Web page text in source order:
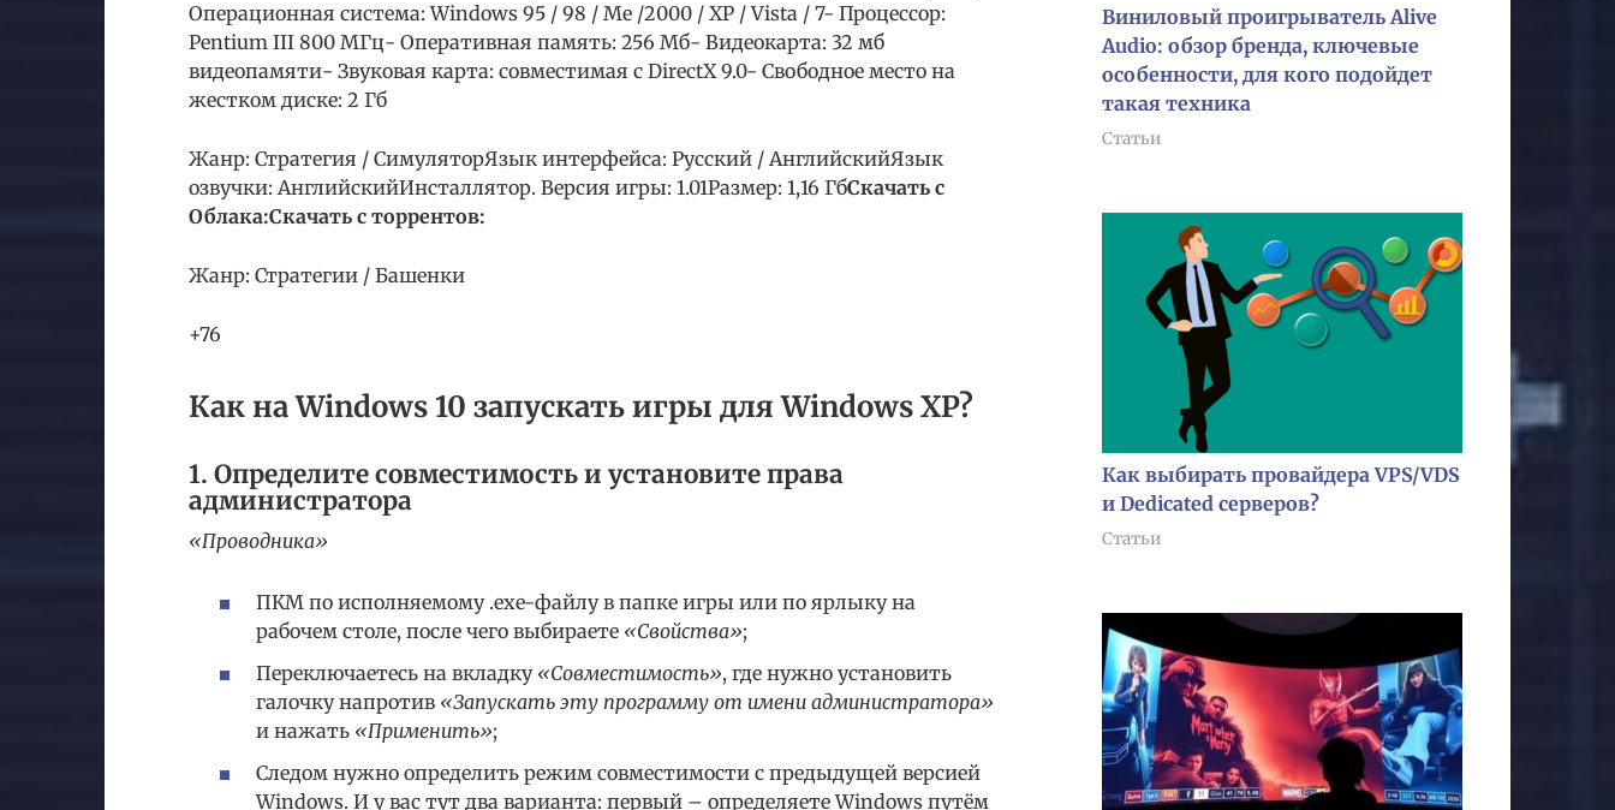
Операционная система: Windows 95 / 98 / Me /2000 / XP / Vista / 7- Процессор:
Pentium III 800 МГц- Оперативная память: 256 Мб- Видеокарта: 32 мб
видеопамяти- Звуковая карта: совместимая с DirectX 9.0- Свободное место на
жестком диске: 2 Гб
Жанр: Стратегия / СимуляторЯзык интерфейса: Русский / АнглийскийЯзык
озвучки: АнглийскийИнсталлятор. Версия игры: 1.01Размер: 1,16 ГбСкачать с
Облака:Скачать с торрентов:
Жанр: Стратегии / Башенки
+76
Как на Windows 10 запускать игры для Windows XP?
1. Определите совместимость и установите права
администратора
«Проводника»
ПКМ по исполняемому .exe-файлу в папке игры или по ярлыку на
рабочем столе, после чего выбираете «Свойства»;
Переключаетесь на вкладку «Совместимость», где нужно установить
галочку напротив «Запускать эту программу от имени администратора»
и нажать «Применить»;
Следом нужно определить режим совместимости с предыдущей версией
Windows. И у вас тут два варианта: первый – определяете Windows путём
Виниловый проигрыватель Alive
Audio: обзор бренда, ключевые
особенности, для кого подойдет
такая техника
Статьи
Как выбирать провайдера VPS/VDS
и Dedicated серверов?
Статьи